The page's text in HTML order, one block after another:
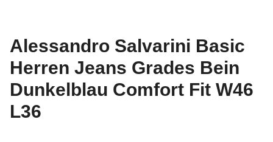
Alessandro Salvarini Basic
Herren Jeans Grades Bein
Dunkelblau Comfort Fit W46
L36